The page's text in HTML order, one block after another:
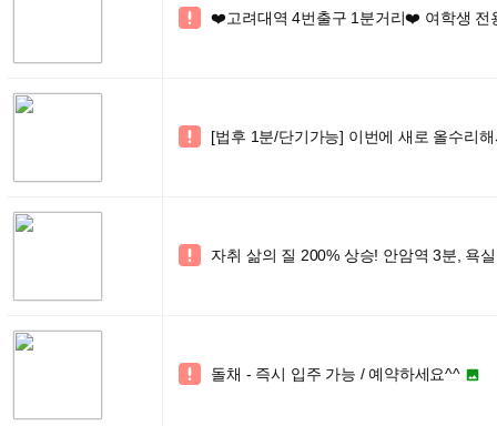
 ❤️고려대역 4번출구 1분거리❤️ 여학생 전
 [법후 1분/단기가능] 이번에 새로 올수리
 자취 삶의 질 200% 상승! 안암역 3분, 욕
 돌채 - 즉시 입주 가능 / 예약하세요^^ 